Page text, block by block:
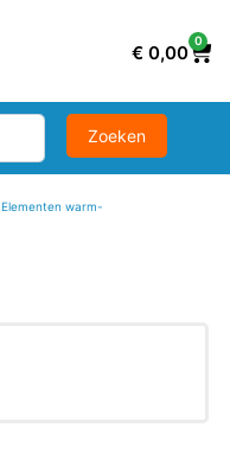
€ 0,00
0
Elementen warm-